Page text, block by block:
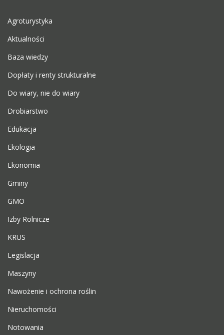
Agroturystyka
Aktualności
Baza wiedzy
Dopłaty i renty strukturalne
Do wiary, nie do wiary
Drobiarstwo
Edukacja
Ekologia
Ekonomia
Gminy
GMO
Izby Rolnicze
KRUS
Legislacja
Maszyny
Nawożenie i ochrona roślin
Nieruchomości
Notowania